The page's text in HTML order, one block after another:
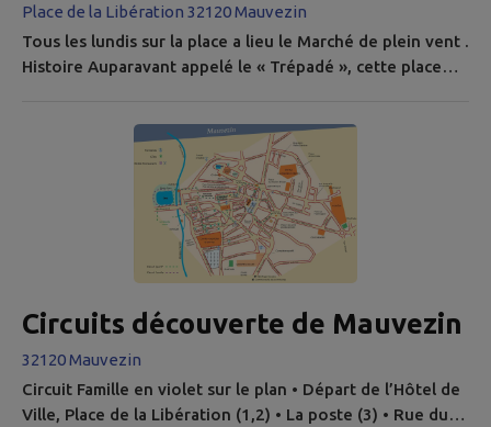
Place de la Libération 32120 Mauvezin
Tous les lundis sur la place a lieu le Marché de plein vent .
Histoire Auparavant appelé le « Trépadé », cette place
la Bastide elle est devenue, au XIIIème siècle, une place
commerciale et le centre économique de la cité.
Mauvezin n’est pas une véritable bastide mais un
Circuits découverte de Mauvezin
32120 Mauvezin
Circuit Famille en violet sur le plan • Départ de l’Hôtel de
Ville, Place de la Libération (1,2) • La poste (3) • Rue du